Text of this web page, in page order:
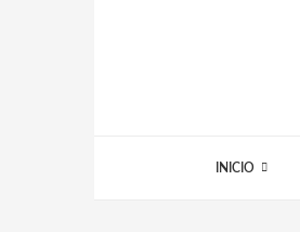
INICIO